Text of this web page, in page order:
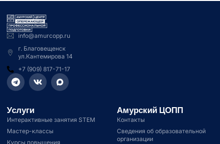
info@amurcopp.ru
г. Благовещенск
ул.Кантемирова 14
+7 (909) 817-71-17
Услуги
Интерактивные занятия STEM
Мастер-классы
Курсы повышения
Амурский ЦОПП
Контакты
Сведения об образовательной
организации